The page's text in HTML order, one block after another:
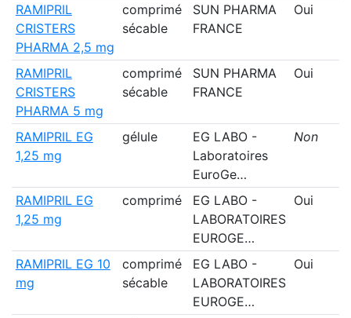
RAMIPRIL
CRISTERS
PHARMA 2,5 mg
comprimé
sécable
SUN PHARMA
FRANCE
Oui
RAMIPRIL
CRISTERS
PHARMA 5 mg
comprimé
sécable
SUN PHARMA
FRANCE
Oui
RAMIPRIL EG
1,25 mg
gélule
EG LABO -
Laboratoires
EuroGe…
Non
RAMIPRIL EG
1,25 mg
comprimé
EG LABO -
LABORATOIRES
EUROGE…
Oui
RAMIPRIL EG 10
mg
comprimé
sécable
EG LABO -
LABORATOIRES
EUROGE…
Oui